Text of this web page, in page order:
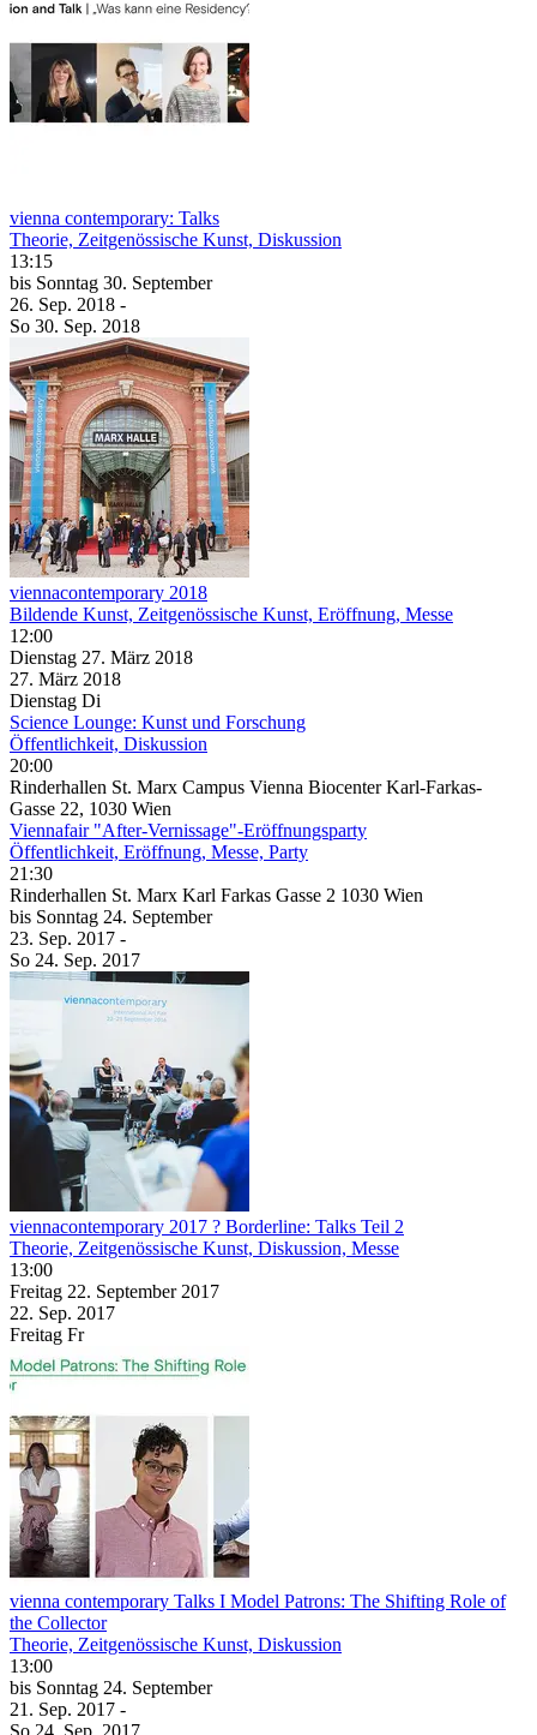
vienna contemporary: Talks
Theorie, Zeitgenössische Kunst, Diskussion
13:15
bis Sonntag 30. September
26. Sep. 2018 -
So 30. Sep. 2018
viennacontemporary 2018
Bildende Kunst, Zeitgenössische Kunst, Eröffnung, Messe
12:00
Dienstag 27. März 2018
27. März 2018
Dienstag Di
Science Lounge: Kunst und Forschung
Öffentlichkeit, Diskussion
20:00
Rinderhallen St. Marx Campus Vienna Biocenter Karl-Farkas-
Gasse 22, 1030 Wien
Viennafair "After-Vernissage"-Eröffnungsparty
Öffentlichkeit, Eröffnung, Messe, Party
21:30
Rinderhallen St. Marx Karl Farkas Gasse 2 1030 Wien
bis Sonntag 24. September
23. Sep. 2017 -
So 24. Sep. 2017
viennacontemporary 2017 ? Borderline: Talks Teil 2
Theorie, Zeitgenössische Kunst, Diskussion, Messe
13:00
Freitag 22. September 2017
22. Sep. 2017
Freitag Fr
vienna contemporary Talks I Model Patrons: The Shifting Role of
the Collector
Theorie, Zeitgenössische Kunst, Diskussion
13:00
bis Sonntag 24. September
21. Sep. 2017 -
So 24. Sep. 2017